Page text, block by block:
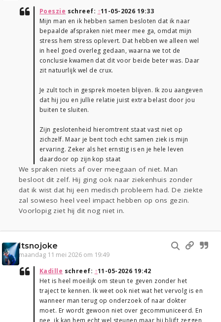
Poeszie schreef: ↑11-05-2026 19:33
Mijn man en ik hebben samen besloten dat ik naar
bepaalde afspraken niet meer mee ga, omdat mijn
stress hem stress oplevert. Dat hebben we alleen wel
in heel goed overleg gedaan, waarna we tot de
conclusie kwamen dat dit voor beide beter was. Daar
zit natuurlijk wel de crux.
Je zult toch in gesprek moeten blijven. Ik zou aangeven
dat hij jou en jullie relatie juist extra belast door jou
buiten te sluiten.
Zijn geslotenheid hieromtrent staat vast niet op
zichzelf. Maar je bent toch echt samen ziek is mijn
ervaring. Zeker als het ernstig is en je hele leven
daardoor op zijn kop staat
We spraken niets af over meegaan of niet. Man
besloot dit zelf. Hij ging ook naar ziekenhuis zonder
dat ik wist dat hij een medisch probleem had. De ziekte
zal sowieso heel veel impact hebben op ons gezin.
Voorlopig ziet hij dit nog niet in.
Itsnojoke
maandag 11 mei 2026 om 19:49
Kadille schreef: ↑11-05-2026 19:42
Het is heel moeilijk om steun te geven zonder het
traject te kennen. Ik weet ook niet wat het vervolg is en
wanneer man terug op onderzoek of naar dokter
moet. Er wordt gewoon niet over gecommuniceerd. En